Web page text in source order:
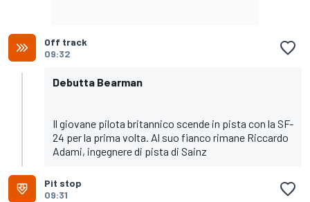
Off track
09:32
Debutta Bearman
Il giovane pilota britannico scende in pista con la SF-
24 per la prima volta. Al suo fianco rimane Riccardo
Adami, ingegnere di pista di Sainz
Pit stop
09:31